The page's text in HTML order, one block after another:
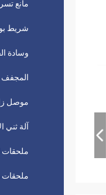
مانع
شريط
وسادة
المجفف
موصل
آلة ثني
ملحقات
ملحقات